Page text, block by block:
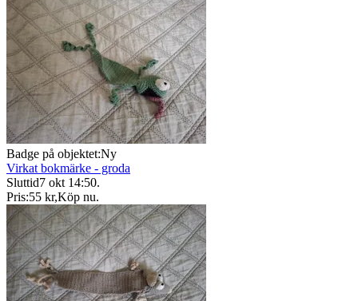
Badge på objektet:Ny
Virkat bokmärke - groda
Sluttid7 okt 14:50.
Pris:55 kr,Köp nu.